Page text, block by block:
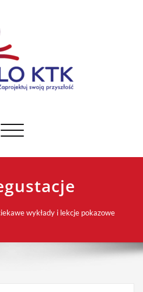
Toggle navigation
wykłady i lekcje pokazowe